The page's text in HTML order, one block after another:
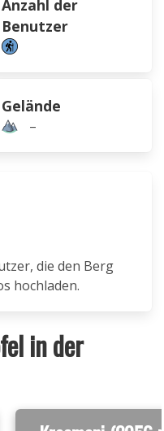
Anzahl der
Benutzer
Gelände
–
die den Berg
hochladen.
in der